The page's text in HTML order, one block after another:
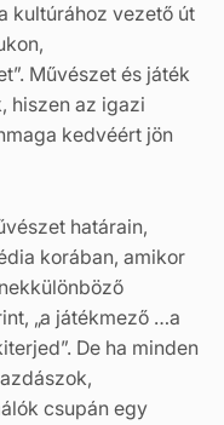
kultúrához vezető út
Művészet és játék
hiszen az igazi
kedvéért jön
határain,
korában, amikor
„a játékmező …a
De ha minden
csupán egy